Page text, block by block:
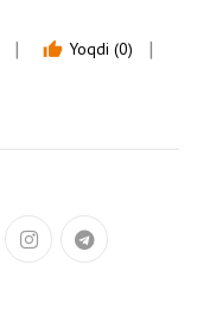
thumb_up Yoqdi (0)